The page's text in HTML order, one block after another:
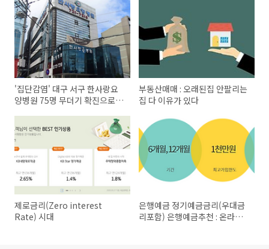
'집단감염' 대구 서구 한사랑요
양병원 75명 무더기 확진으로
부동산매매 : 오래된집 안팔리는
집 다 이유가 있다
제로금리(Zero interest
Rate) 시대
은행예금 정기예금금리(우대금
리포함) 은행예금추천 : 온라인